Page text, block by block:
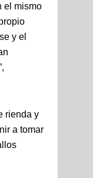
el mismo
y el
rienda y
a tomar